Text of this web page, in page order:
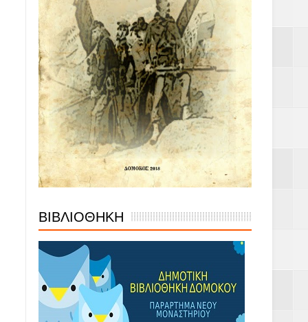
ΒΙΒΛΙΟΘΗΚΗ